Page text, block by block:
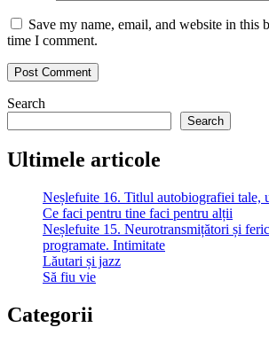
Save my name, email, and website in this
time I comment.
Search
Search
Ultimele articole
Neșlefuite 16. Titlul autobiografiei tale,
Ce faci pentru tine faci pentru alții
Neșlefuite 15. Neurotransmițători și
programate. Intimitate
Lăutari și jazz
Să fiu vie
Categorii